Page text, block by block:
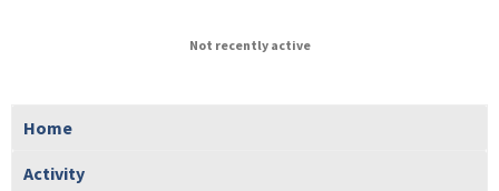
Not recently active
Home
Activity